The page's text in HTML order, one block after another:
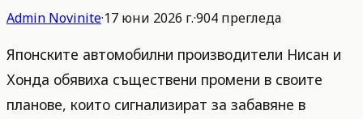
Admin Novinite·17 юни 2026 г.·904 прегледа
Японските автомобилни производители Нисан и
Хонда обявиха съществени промени в своите
планове, които сигнализират за забавяне в